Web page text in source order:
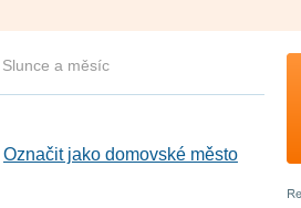
Slunce a měsíc
Označit jako domovské město